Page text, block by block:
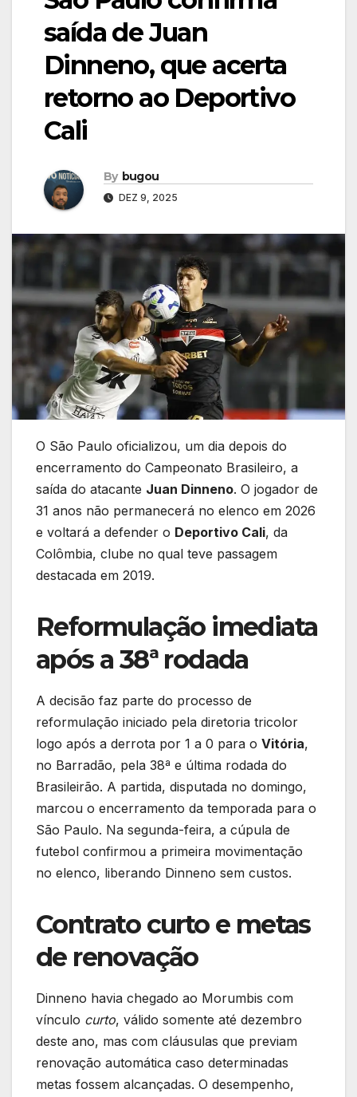
saída de Juan
Dinneno, que acerta
retorno ao Deportivo
Cali
By bugou
DEZ 9, 2025
O São Paulo oficializou, um dia depois do
encerramento do Campeonato Brasileiro, a
saída do atacante Juan Dinneno. O jogador de
31 anos não permanecerá no elenco em 2026
e voltará a defender o Deportivo Cali, da
Colômbia, clube no qual teve passagem
destacada em 2019.
Reformulação imediata
após a 38ª rodada
A decisão faz parte do processo de
reformulação iniciado pela diretoria tricolor
logo após a derrota por 1 a 0 para o Vitória,
no Barradão, pela 38ª e última rodada do
Brasileirão. A partida, disputada no domingo,
marcou o encerramento da temporada para o
São Paulo. Na segunda-feira, a cúpula de
futebol confirmou a primeira movimentação
no elenco, liberando Dinneno sem custos.
Contrato curto e metas
de renovação
Dinneno havia chegado ao Morumbis com
vínculo curto, válido somente até dezembro
deste ano, mas com cláusulas que previam
renovação automática caso determinadas
metas fossem alcançadas. O desempenho,